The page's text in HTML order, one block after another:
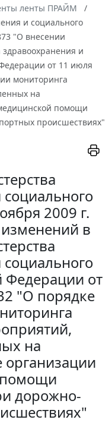
ленты ПРАЙМ
и социального
"О внесении
и
от 11 июля
мониторинга
на
помощи
происшествиях"
2009 г.
в
Федерации от
"О порядке
на
организации
дорожно-